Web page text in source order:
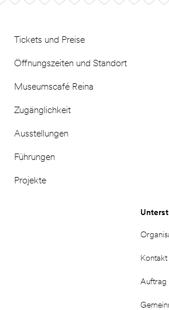
Tickets und Preise
Öffnungszeiten und Standort
Museumscafé Reina
Zugänglichkeit
Ausstellungen
Führungen
Projekte
Kontakt
Auftrag